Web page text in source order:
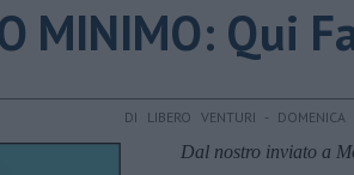
MINIMO: Qui
DI LIBERO VENTURI - DOMENICA
Dal nostro inviato a